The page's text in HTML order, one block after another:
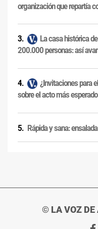
organización que repartía
La casa histórica
200.000 personas: así
¿Invitaciones para
sobre el acto más
Rápida y sana:
© LA VOZ DE